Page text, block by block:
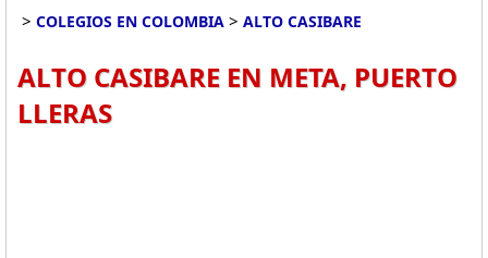
> COLEGIOS EN COLOMBIA > ALTO CASIBARE
ALTO CASIBARE EN META, PUERTO
LLERAS